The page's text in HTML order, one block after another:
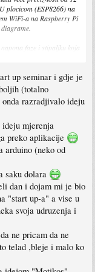
plocicom (ESP8266) na
WiFi-a na Raspberry Pi
faze i stipaljku koja
up seminar i gdje je
(totalno
razradjivalo ideju
ideju mjerenja
preko aplikacije
arduino (neko od
saku dolara
dan i dojam mi je bio
"start up-a" a vise u
svoja udruzenja i
ne pricam da ne
telad ,bleje i malo ko